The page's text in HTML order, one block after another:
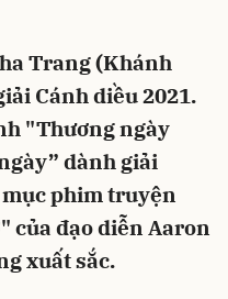
Trang (Khánh
Cánh diều 2021.
"Thương ngày
dành giải
mục phim truyện
của đạo diễn Aaron
xuất sắc.
Hủy Gửi